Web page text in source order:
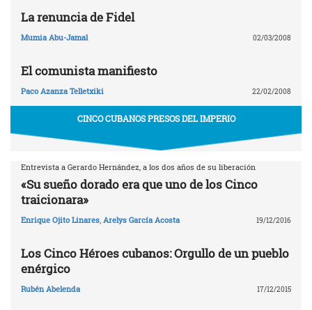
La renuncia de Fidel
Mumia Abu-Jamal 02/03/2008
El comunista manifiesto
Paco Azanza Telletxiki 22/02/2008
CINCO CUBANOS PRESOS DEL IMPERIO
Entrevista a Gerardo Hernández, a los dos años de su liberación
«Su sueño dorado era que uno de los Cinco
traicionara»
Enrique Ojito Linares, Arelys García Acosta 19/12/2016
Los Cinco Héroes cubanos: Orgullo de un pueblo
enérgico
Rubén Abelenda 17/12/2015